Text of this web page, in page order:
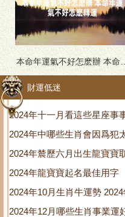
本命年運氣不好怎麽辦 本命年
運氣不好怎麽轉運
財運低迷
2024年十一月看這些星座事
了
2024年中哪些生肖會因爲犯
肖
2024年辳歷六月出生龍寶寶
月十七是什麽星座
2024年龍寶寶起名最佳用字
2024年10月生肖牛運勢
2024年12月哪些生肖事業運